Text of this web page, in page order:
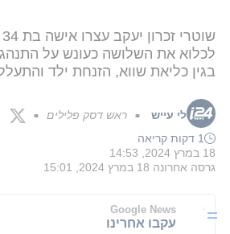
לכלוא את השלושה כעונש על
בגין כליאת שווא, הזנחת ילד
לי עייש ■ ראש דסק פלילים ■
1 דקות קריאה
18 במרץ 2024, 14:53
גרסה אחרונה 18 במרץ 2024, 15:01
Google News
עקבו אחרינו